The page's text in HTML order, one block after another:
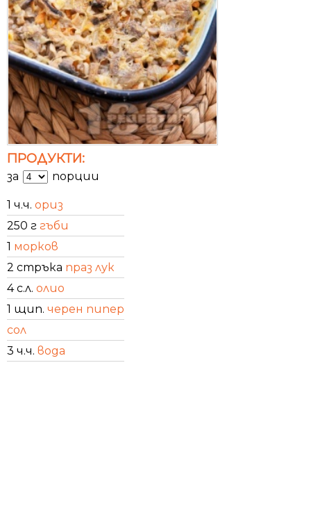
ПРОДУКТИ:
за порции
1 ч.ч. ориз
250 г гъби
1 морков
2 стръка праз лук
4 с.л. олио
1 щип. черен пипер
сол
3 ч.ч. вода